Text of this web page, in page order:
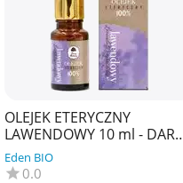
OLEJEK ETERYCZNY
LAWENDOWY 10 ml - DARY
NATURY
Eden BIO
0.0